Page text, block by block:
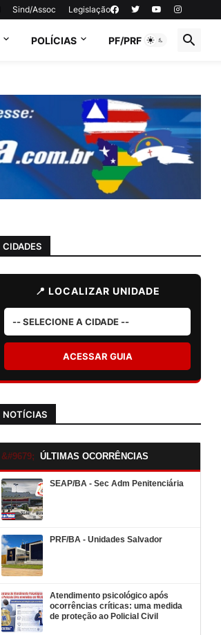
Sind/Assoc Legislação
POLÍCIAS PF/PRF
CIDADES
📍 LOCALIZAR UNIDADE
ACESSAR GUIA
NOTÍCIAS
ÚLTIMAS OCORRÊNCIAS
SEAP/BA - Sec Adm Penitenciária
PRF/BA - Unidades Salvador
Atendimento psicológico após
ocorrências críticas: uma medida
de proteção ao Policial Civil